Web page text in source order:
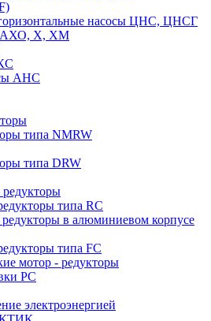
насосы ЦНС, ЦНСГ
Х, ХМ
АНС
типа NMRW
типа DRW
типа RC
в алюминиевом корпусе
типа FC
мотор - редукторы
PC
электроэнергией